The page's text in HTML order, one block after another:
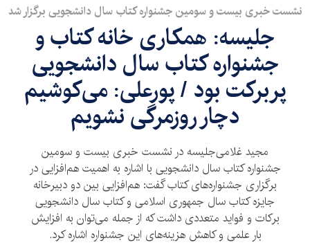
نشست خبری بیست و سومین جشنواره کتاب سال دانشجویی برگزار شد
جلیسه: همکاری خانه کتاب و
جشنواره کتاب سال دانشجویی
پربرکت بود / پورعلی: می‌کوشیم
دچار روزمرگی نشویم
مجید غلامی‌جلیسه در نشست خبری بیست و سومین
جشنواره کتاب سال دانشجویی با اشاره به اهمیت هم‌افزایی در
برگزاری جشنواره‌های کتاب گفت: هم‌افزایی بین دو دبیرخانه
جایزه کتاب سال جمهوری اسلامی و کتاب سال دانشجویی
برکات و فواید متعددی داشت که از‌ جمله می‌توان به افزایش
بار علمی و کاهش هزینه‌های این جشنواره اشاره کرد.